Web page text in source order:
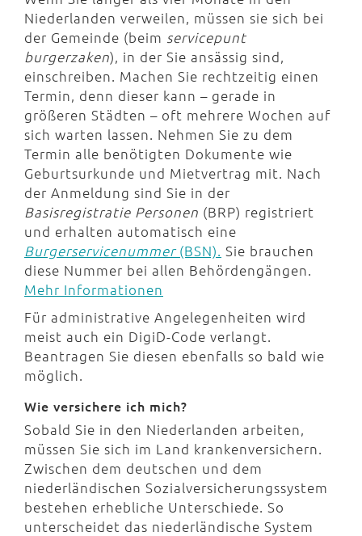
Niederlanden verweilen, müssen sie sich bei
der Gemeinde (beim servicepunt
burgerzaken), in der Sie ansässig sind,
einschreiben. Machen Sie rechtzeitig einen
Termin, denn dieser kann – gerade in
größeren Städten – oft mehrere Wochen auf
sich warten lassen. Nehmen Sie zu dem
Termin alle benötigten Dokumente wie
Geburtsurkunde und Mietvertrag mit. Nach
der Anmeldung sind Sie in der
Basisregistratie Personen (BRP) registriert
und erhalten automatisch eine
Burgerservicenummer(BSN). Sie brauchen
diese Nummer bei allen Behördengängen.
Mehr Informationen
Für administrative Angelegenheiten wird
meist auch ein DigiD-Code verlangt.
Beantragen Sie diesen ebenfalls so bald wie
möglich.
Wie versichere ich mich?
Sobald Sie in den Niederlanden arbeiten,
müssen Sie sich im Land krankenversichern.
Zwischen dem deutschen und dem
niederländischen Sozialversicherungssystem
bestehen erhebliche Unterschiede. So
unterscheidet das niederländische System